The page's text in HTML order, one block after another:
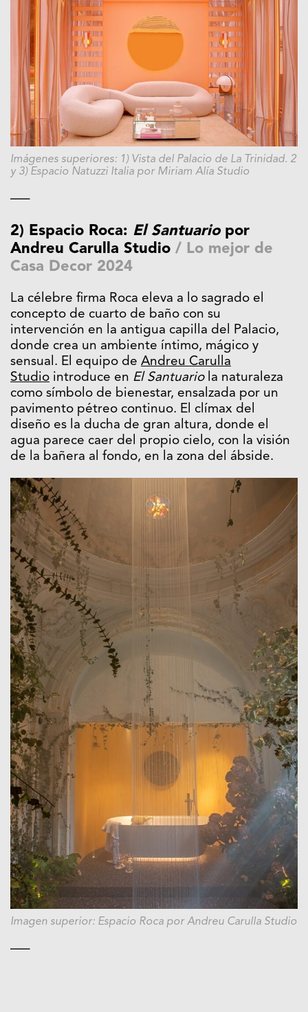
Imágenes superiores: 1) Vista del Palacio de La Trinidad. 2
y 3) Espacio Natuzzi Italia por Miriam Alía Studio
—–
2) Espacio Roca: El Santuariopor
Andreu Carulla Studio / Lo mejor de
Casa Decor 2024
La célebre firma Roca eleva a lo sagrado el
concepto de cuarto de baño con su
intervención en la antigua capilla del Palacio,
donde crea un ambiente íntimo, mágico y
sensual. El equipo de Andreu Carulla
Studio introduce en El Santuariola naturaleza
como símbolo de bienestar, ensalzada por un
pavimento pétreo continuo. El clímax del
diseño es la ducha de gran altura, donde el
agua parece caer del propio cielo, con la visión
de la bañera al fondo, en la zona del ábside.
Imagen superior: Espacio Roca por Andreu Carulla Studio
—–